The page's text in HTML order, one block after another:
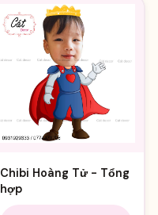
Chibi Hoàng Tử - Tổng
hợp